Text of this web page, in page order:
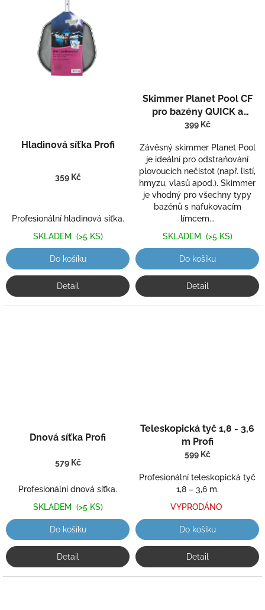
produktu
z
Hladinová síťka Profi
359 Kč
Profesionální hladinová síťka.
SKLADEM (>5 KS)
Do košíku
Detail
hodnocení
produktu
je
z
5
hvězdiček.
Skimmer Planet Pool CF
pro bazény QUICK a
FRAME
399 Kč
Závěsný skimmer Planet Pool
je ideální pro odstraňování
plovoucích nečistot (např. listí,
hmyzu, vlasů apod.). Skimmer
je vhodný pro všechny typy
bazénů s nafukovacím
límcem...
SKLADEM (>5 KS)
Do košíku
Detail
hodnocení
je
5
hvězdiček.
Dnová síťka Profi
579 Kč
Profesionální dnová síťka.
SKLADEM (>5 KS)
Do košíku
Detail
hodnocení
produktu
je
z
5
hvězdiček.
Teleskopická tyč 1,8 - 3,6
m Profi
599 Kč
Profesionální teleskopická tyč
1,8 – 3,6 m.
VYPRODÁNO
Do košíku
Detail